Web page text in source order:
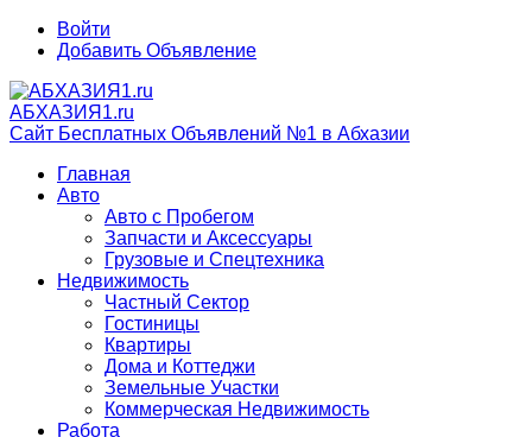
Войти
Добавить Объявление
АБХАЗИЯ1.ru
Сайт Бесплатных Объявлений №1 в Абхазии
Главная
Авто
Авто с Пробегом
Запчасти и Аксессуары
Грузовые и Спецтехника
Недвижимость
Частный Сектор
Гостиницы
Квартиры
Дома и Коттеджи
Земельные Участки
Коммерческая Недвижимость
Работа